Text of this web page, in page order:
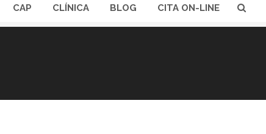
CAP CLÍNICA BLOG CITA ON-LINE